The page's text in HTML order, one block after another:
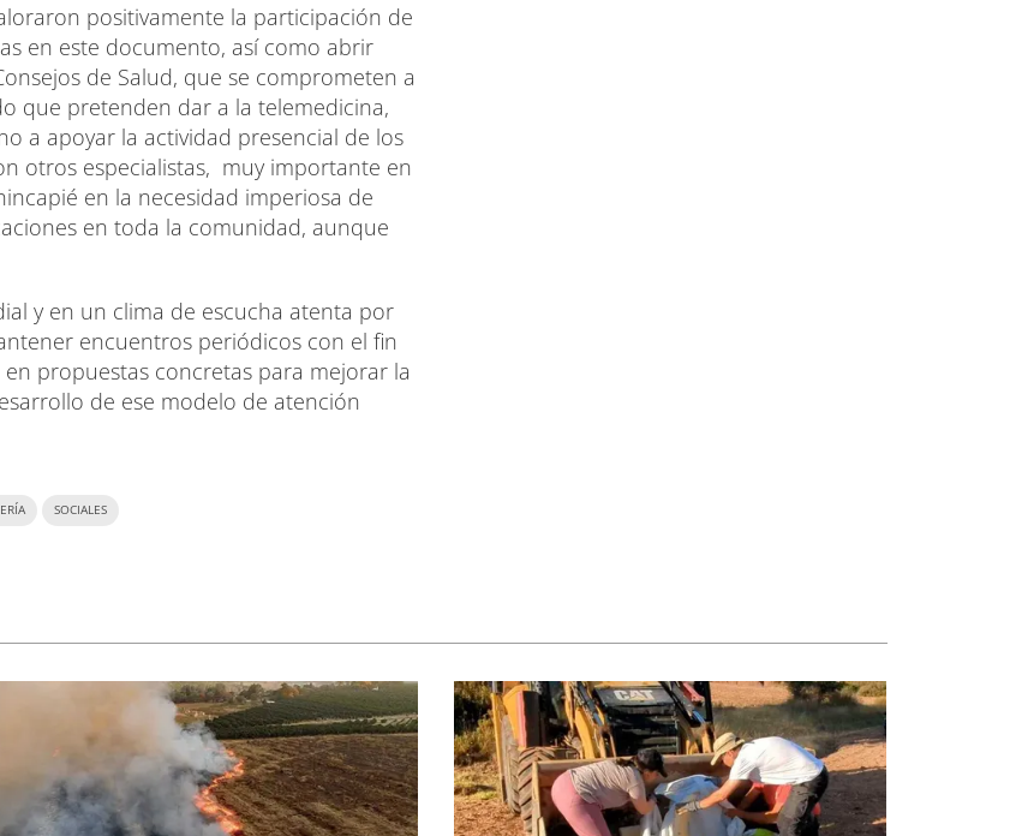
positivamente la participación de
en este documento, así como abrir
de Salud, que se comprometen a
que pretenden dar a la telemedicina,
a apoyar la actividad presencial de los
otros especialistas, muy importante en
en la necesidad imperiosa de
en toda la comunidad, aunque
y en un clima de escucha atenta por
encuentros periódicos con el fin
propuestas concretas para mejorar la
de ese modelo de atención
SOCIALES